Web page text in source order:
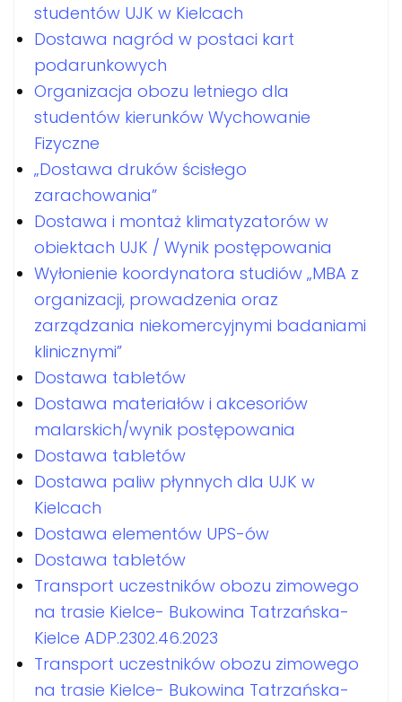
studentów UJK w Kielcach
Dostawa nagród w postaci kart
podarunkowych
Organizacja obozu letniego dla
studentów kierunków Wychowanie
Fizyczne
„Dostawa druków ścisłego
zarachowania”
Dostawa i montaż klimatyzatorów w
obiektach UJK / Wynik postępowania
Wyłonienie koordynatora studiów „MBA z
organizacji, prowadzenia oraz
zarządzania niekomercyjnymi badaniami
klinicznymi”
Dostawa tabletów
Dostawa materiałów i akcesoriów
malarskich/wynik postępowania
Dostawa tabletów
Dostawa paliw płynnych dla UJK w
Kielcach
Dostawa elementów UPS-ów
Dostawa tabletów
Transport uczestników obozu zimowego
na trasie Kielce- Bukowina Tatrzańska-
Kielce ADP.2302.46.2023
Transport uczestników obozu zimowego
na trasie Kielce- Bukowina Tatrzańska-